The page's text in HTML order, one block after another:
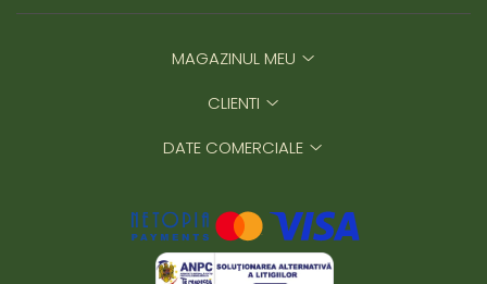
TOATE Produsele Zero Waste
TOATE Produsele Personalizate
MAGAZINUL MEU
CLIENTI
DATE COMERCIALE